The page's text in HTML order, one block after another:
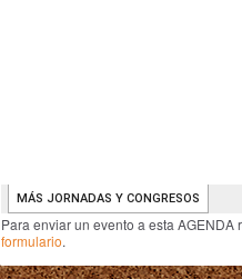
Para enviar un evento a esta AGENDA
formulario.